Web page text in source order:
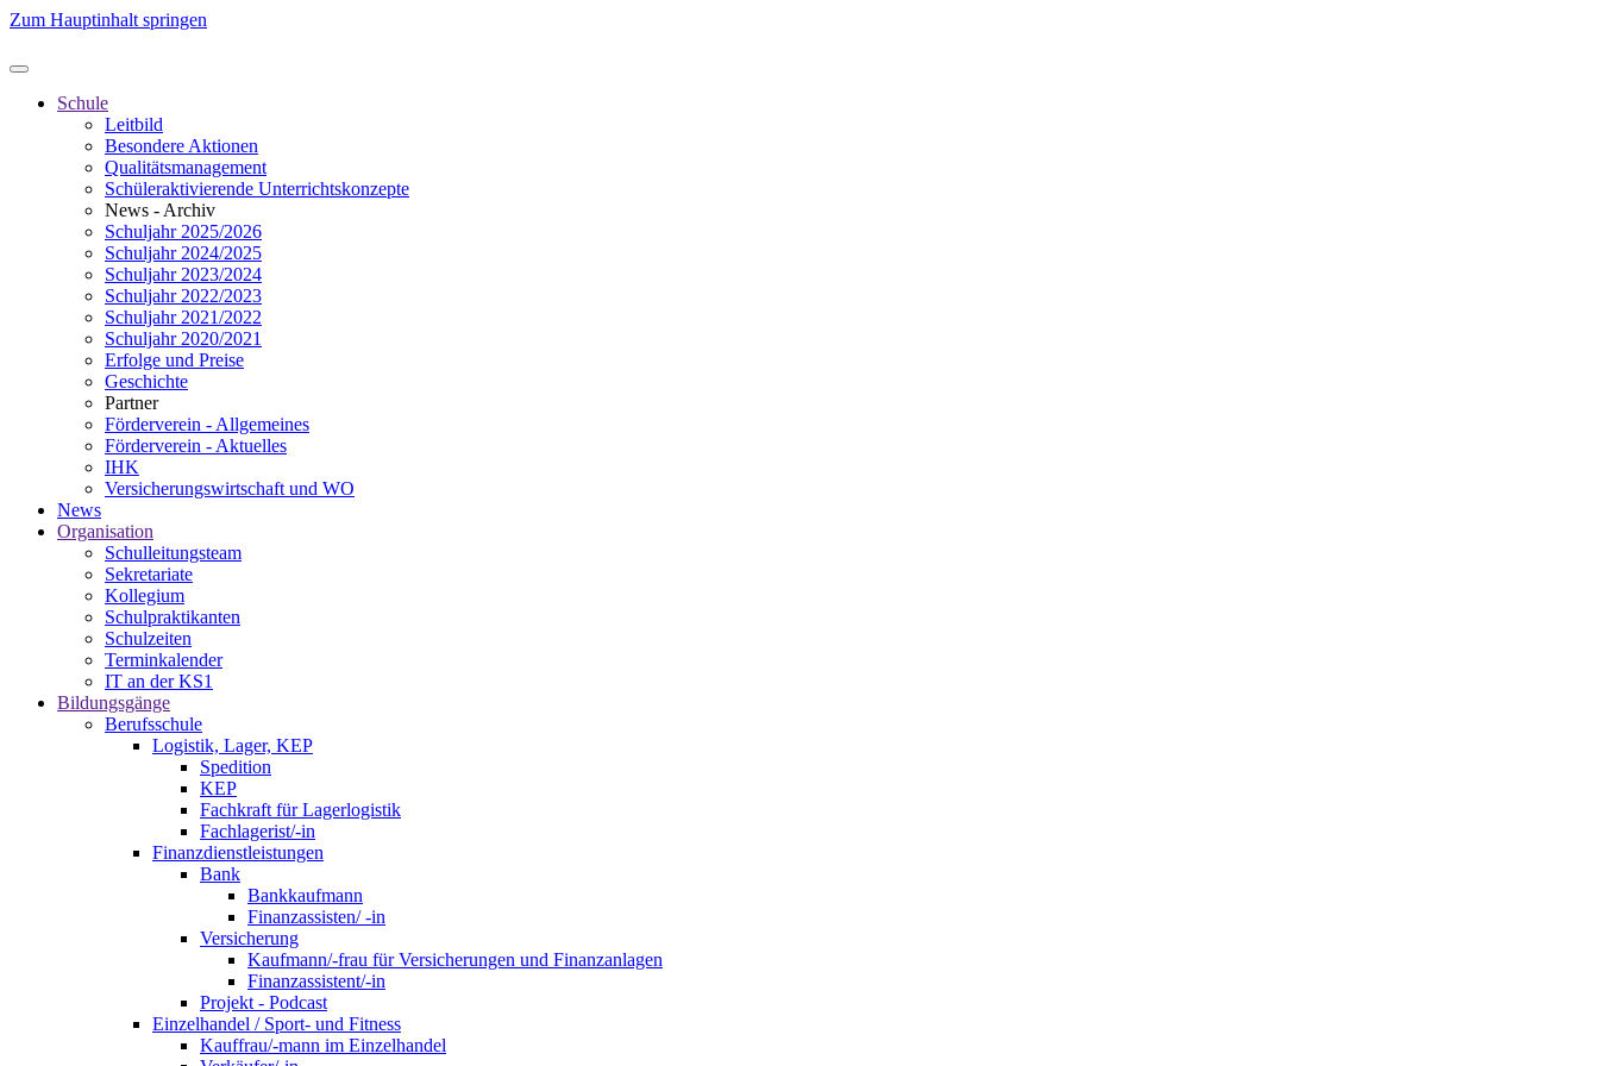
Zum Hauptinhalt springen
Schule
Leitbild
Besondere Aktionen
Qualitätsmanagement
Schüleraktivierende Unterrichtskonzepte
News - Archiv
Schuljahr 2025/2026
Schuljahr 2024/2025
Schuljahr 2023/2024
Schuljahr 2022/2023
Schuljahr 2021/2022
Schuljahr 2020/2021
Erfolge und Preise
Geschichte
Partner
Förderverein - Allgemeines
Förderverein - Aktuelles
IHK
Versicherungswirtschaft und WO
News
Organisation
Schulleitungsteam
Sekretariate
Kollegium
Schulpraktikanten
Schulzeiten
Terminkalender
IT an der KS1
Bildungsgänge
Berufsschule
Logistik, Lager, KEP
Spedition
KEP
Fachkraft für Lagerlogistik
Fachlagerist/-in
Finanzdienstleistungen
Bank
Bankkaufmann
Finanzassisten/ -in
Versicherung
Kaufmann/-frau für Versicherungen und Finanzanlagen
Finanzassistent/-in
Projekt - Podcast
Einzelhandel / Sport- und Fitness
Kauffrau/-mann im Einzelhandel